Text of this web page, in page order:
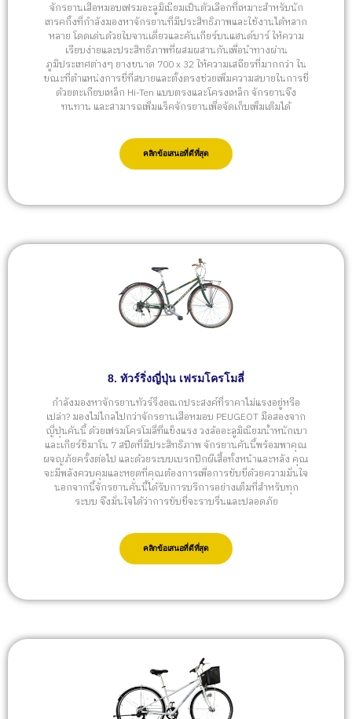
จักรยานเสือหมอบเฟรมอะลูมิเนียมเป็นตัวเลือกที่เหมาะสำหรับนัก
เทรคกิ้งที่กำลังมองหาจักรยานที่มีประสิทธิภาพและใช้งานได้หลาก
หลาย โดดเด่นด้วยใบจานเดี่ยวและคันเกียร์บนแฮนด์บาร์ ให้ความ
เรียบง่ายและประสิทธิภาพที่ผสมผสานกันเพื่อนำทางผ่าน
ภูมิประเทศต่างๆ ยางขนาด 700 x 32 ให้ความเสถียรที่มากกว่า ใน
ขณะที่ตำแหน่งการขี่ที่สบายและตั้งตรงช่วยเพิ่มความสบายในการขี่
ด้วยตะเกียบเหล็ก Hi-Ten แบบตรงและโครงเหล็ก จักรยานจึง
ทนทาน และสามารถเพิ่มแร็คจักรยานเพื่อจัดเก็บเพิ่มเติมได้
คลิกข้อเสนอที่ดีที่สุด
8. ทัวร์ริ่งญี่ปุ่น เฟรมโครโมลี่
กำลังมองหาจักรยานทัวร์ริ่งอเนกประสงค์ที่ราคาไม่แรงอยู่หรือ
เปล่า? มองไม่ไกลไปกว่าจักรยานเสือหมอบ PEUGEOT มือสองจาก
ญี่ปุ่นคันนี้ ด้วยเฟรมโครโมลี่ที่แข็งแรง วงล้ออะลูมิเนียมน้ำหนักเบา
และเกียร์ชิมาโน 7 สปีดที่มีประสิทธิภาพ จักรยานคันนี้พร้อมพาคุณ
ผจญภัยครั้งต่อไป และด้วยระบบเบรกปีกผีเสื้อทั้งหน้าและหลัง คุณ
จะมีพลังควบคุมและหยุดที่คุณต้องการเพื่อการขับขี่ด้วยความมั่นใจ
นอกจากนี้จักรยานคันนี้ได้รับการบริการอย่างเต็มที่สำหรับทุก
ระบบ จึงมั่นใจได้ว่าการขับขี่จะราบรื่นและปลอดภัย
คลิกข้อเสนอที่ดีที่สุด